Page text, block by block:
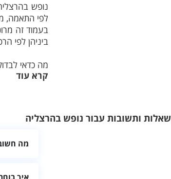
קרא עוד
נופש
לפי התאמה,
בעמוד זה
ביניהן לפי
מה כדאי
כדאי
איך לבחור
לפני
של התנאים.
שאלות ותשובות עבור נופש בהרצליה
מה